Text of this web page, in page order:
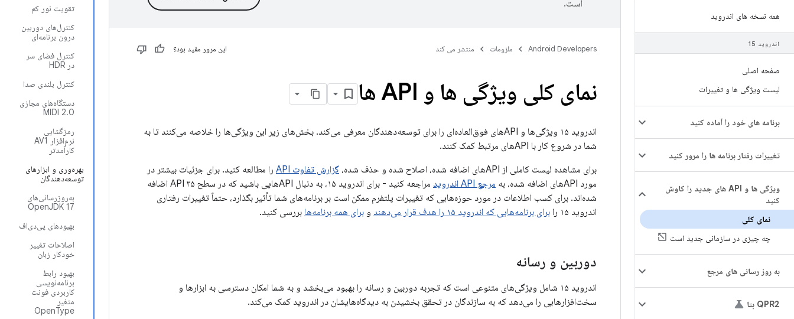
همه نسخه های اندروید
اندروید 15
صفحه اصلی
لیست ویژگی ها و تغییرات
برنامه های خود را آماده کنید
تغییرات رفتار برنامه ها را مرور کنید
ویژگی ها و API های جدید را کاوش
کنید
نمای کلی
چه چیزی در سازمانی جدید است
به روز رسانی های مرجع
QPR2 بتا
تقویت نور کم
کنترل‌های دوربین
درون برنامه‌ای
کنترل فضای سر
در HDR
کنترل بلندی صدا
دستگاه‌های مجازی
MIDI 2.0
رمزگشایی
نرم‌افزار AV1
کارآمدتر
بهره‌وری و ابزارهای
توسعه‌دهندگان
به‌روزرسانی‌های
OpenJDK 17
بهبودهای پی‌دی‌اف
اصلاحات تغییر
خودکار زبان
بهبود رابط
برنامه‌نویسی
کاربردی فونت
متغیر
OpenType
است.
Android Developers ملزومات منتشر می کند این مرور مفید بود؟
نمای کلی ویژگی ها و API ها
اندروید ۱۵ ویژگی‌ها و APIهای فوق‌العاده‌ای را برای توسعه‌دهندگان معرفی می‌کند. بخش‌های زیر این ویژگی‌ها را خلاصه می‌کنند تا به
شما در شروع کار با APIهای مرتبط کمک کنند.
برای مشاهده لیست کاملی از APIهای اضافه شده، اصلاح شده و حذف شده،
گزارش تفاوت API
را مطالعه کنید. برای جزئیات بیشتر در
مورد APIهای اضافه شده، به
مرجع API اندروید
مراجعه کنید - برای اندروید ۱۵، به دنبال APIهایی باشید که در سطح API ۳۵ اضافه
شده‌اند. برای کسب اطلاعات در مورد حوزه‌هایی که تغییرات پلتفرم ممکن است بر برنامه‌های شما تأثیر بگذارد، حتماً تغییرات رفتاری
اندروید ۱۵ را
برای برنامه‌هایی که اندروید ۱۵ را هدف قرار می‌دهند و برای همه برنامه‌ها بررسی کنید.
دوربین و رسانه
اندروید ۱۵ شامل ویژگی‌های متنوعی است که تجربه دوربین و رسانه را بهبود می‌بخشد و به شما امکان دسترسی به ابزارها و
سخت‌افزارهایی را می‌دهد که به سازندگان در تحقق بخشیدن به دیدگاه‌هایشان در اندروید کمک می‌کند.